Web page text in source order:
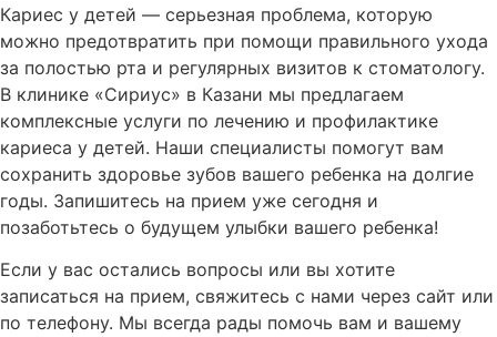
Кариес у детей — серьезная проблема, которую
можно предотвратить при помощи правильного ухода
за полостью рта и регулярных визитов к стоматологу.
В клинике «Сириус» в Казани мы предлагаем
комплексные услуги по лечению и профилактике
кариеса у детей. Наши специалисты помогут вам
сохранить здоровье зубов вашего ребенка на долгие
годы. Запишитесь на прием уже сегодня и
позаботьтесь о будущем улыбки вашего ребенка!
Если у вас остались вопросы или вы хотите
записаться на прием, свяжитесь с нами через сайт или
по телефону. Мы всегда рады помочь вам и вашему